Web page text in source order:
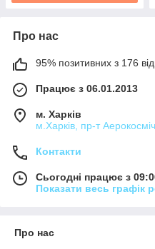
Про нас
95% позитивних з 176
Працює з 06.01.2013
м. Харків
м.Харків, пр-т
Контакти
Сьогодні працює з
Показати весь графік
Про нас